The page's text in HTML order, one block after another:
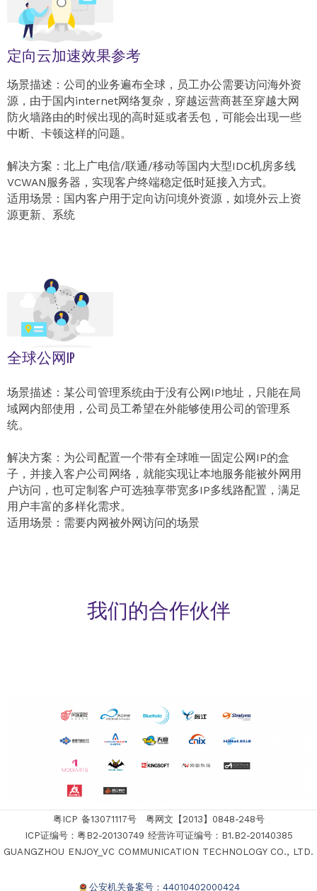
定向云加速效果参考
场景描述：公司的业务遍布全球，员工办公需要访问海外资
源，由于国内internet网络复杂，穿越运营商甚至穿越大网
防火墙路由的时候出现的高时延或者丢包，可能会出现一些
中断、卡顿这样的问题。
解决方案：北上广电信/联通/移动等国内大型IDC机房多线
VCWAN服务器，实现客户终端稳定低时延接入方式。
适用场景：国内客户用于定向访问境外资源，如境外云上资
源更新、系统
全球公网IP
场景描述：某公司管理系统由于没有公网IP地址，只能在局
域网内部使用，公司员工希望在外能够使用公司的管理系
统。
解决方案：为公司配置一个带有全球唯一固定公网IP的盒
子，并接入客户公司网络，就能实现让本地服务能被外网用
户访问，也可定制客户可选独享带宽多IP多线路配置，满足
用户丰富的多样化需求。
适用场景：需要内网被外网访问的场景
我们的合作伙伴
粤ICP 备13071117号 粤网文【2013】0848-248号
ICP证编号：粤B2-20130749 经营许可证编号：B1.B2-20140385
GUANGZHOU ENJOY_VC COMMUNICATION TECHNOLOGY CO., LTD.
公安机关备案号：44010402000424